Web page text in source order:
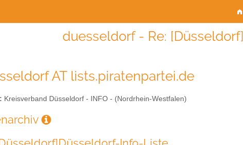
duesseldorf - Re:
AT lists.piratenpartei.de
Kreisverband Düsseldorf - INFO - (Nordrhein-Westfalen)